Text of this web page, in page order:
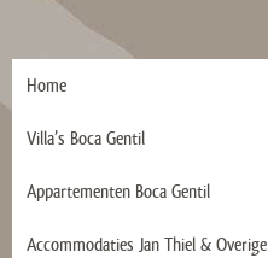
Home
Villa’s Boca Gentil
Appartementen Boca Gentil
Accommodaties Jan Thiel & Overige